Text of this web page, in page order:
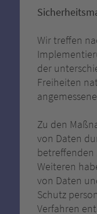
Wir treffen
der
Freiheiten
Zu den
von Daten
betreffenden
Weiteren
von Daten
Schutz
Verfahren